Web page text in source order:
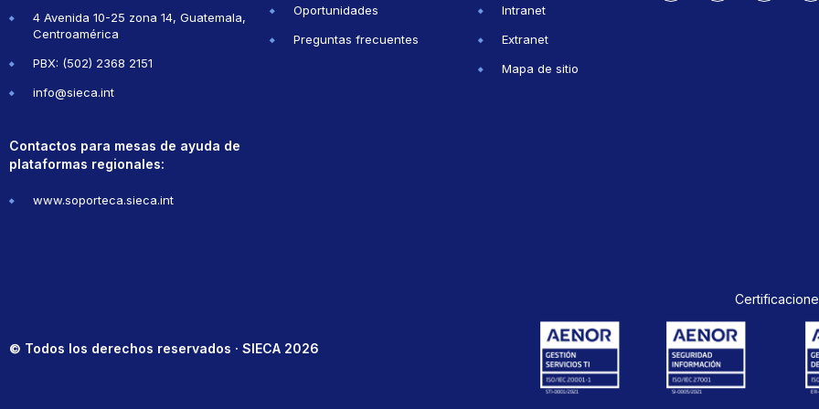
4 Avenida 10-25 zona 14, Guatemala,
Centroamérica
PBX: (502) 2368 2151
info@sieca.int
Contactos para mesas de ayuda de
plataformas regionales:
www.soporteca.sieca.int
Oportunidades
Preguntas frecuentes
Intranet
Extranet
Mapa de sitio
© Todos los derechos reservados · SIECA 2026